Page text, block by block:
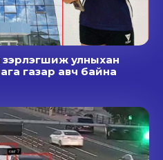
зэрлэгшиж улныхан
газар авч байна